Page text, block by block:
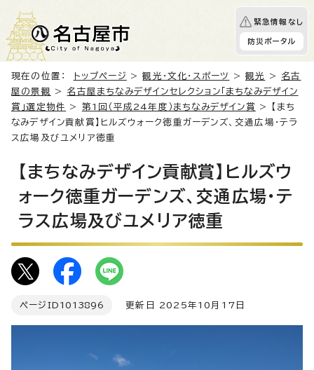
緊急情報なし
防災ポータル
現在の位置： トップページ >観光・文化・スポーツ >観光 > 名古
屋の景観
> 名古屋まちなみデザインセレクション「まちなみデザイン
賞」選定物件
> 第1回（平成24年度）まちなみデザイン賞
> 【まち
なみデザイン貢献賞】ヒルズウォーク徳重ガーデンズ、交通広場・テラ
ス広場及びユメリア徳重
【まちなみデザイン貢献賞】ヒルズウ
ォーク徳重ガーデンズ、交通広場・テ
ラス広場及びユメリア徳重
ページID 1013896 更新日 2025年10月17日